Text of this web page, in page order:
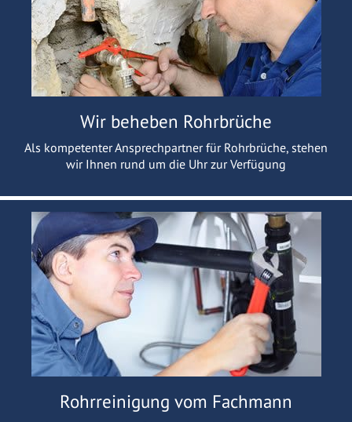
Wir beheben Rohrbrüche
Als kompetenter Ansprechpartner für Rohrbrüche, stehen
wir Ihnen rund um die Uhr zur Verfügung
Rohrreinigung vom Fachmann